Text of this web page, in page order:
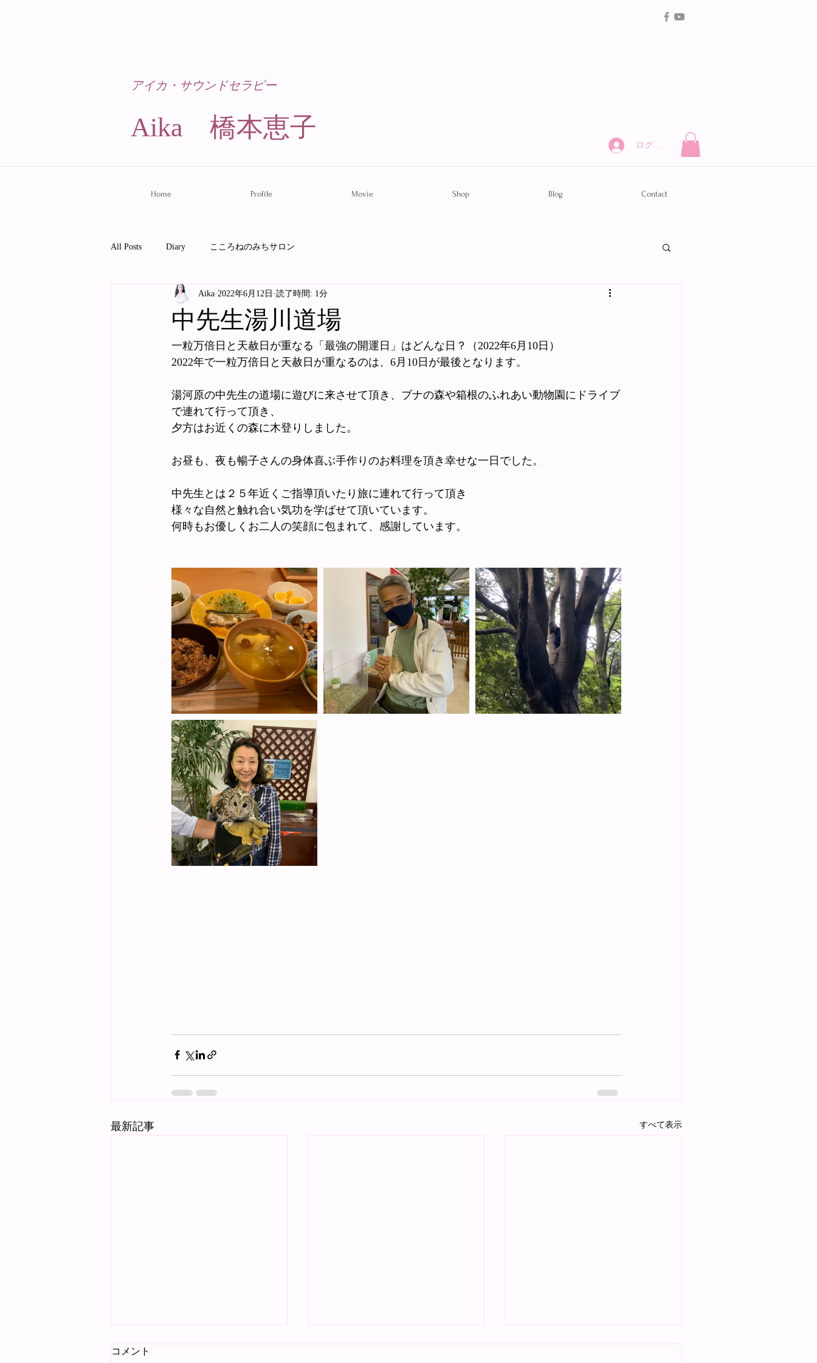
アイカ・サウンドセラピー
Aika 橋本恵子​
ログイン
Home Profile Movie Shop Blog Contact
All Posts Diary こころねのみちサロン
中先生湯川道場
Aika 2022年6月12日 読了時間: 1分
一粒万倍日と天赦日が重なる「最強の開運日」はどんな日？（2022年6月10日）
2022年で一粒万倍日と天赦日が重なるのは、6月10日が最後となります。
湯河原の中先生の道場に遊びに来させて頂き、ブナの森や箱根のふれあい動物園にドライブ
で連れて行って頂き、
夕方はお近くの森に木登りしました。
お昼も、夜も暢子さんの身体喜ぶ手作りのお料理を頂き幸せな一日でした。
中先生とは２５年近くご指導頂いたり旅に連れて行って頂き
様々な自然と触れ合い気功を学ばせて頂いています。
何時もお優しくお二人の笑顔に包まれて、感謝しています。
最新記事 すべて表示
コメント